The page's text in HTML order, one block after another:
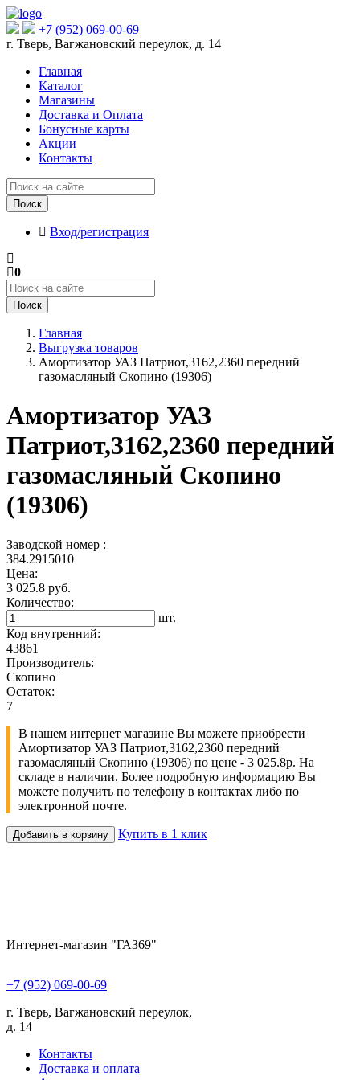
+7 (952) 069-00-69
г. Тверь, Вагжановский переулок, д. 14
Главная
Каталог
Магазины
Доставка и Оплата
Бонусные карты
Акции
Контакты
Поиск
Вход/регистрация
0
Поиск
Главная
Выгрузка товаров
Амортизатор УАЗ Патриот,3162,2360 передний
газомасляный Скопино (19306)
Амортизатор УАЗ
Патриот,3162,2360 передний
газомасляный Скопино
(19306)
Заводской номер :
384.2915010
Цена:
3 025.8 руб.
Количество:
шт.
Код внутренний:
43861
Производитель:
Скопино
Остаток:
7
В нашем интернет магазине Вы можете приобрести
Амортизатор УАЗ Патриот,3162,2360 передний
газомасляный Скопино (19306) по цене - 3 025.8р. На
складе в наличии. Более подробную информацию Вы
можете получить по телефону в контактах либо по
электронной почте.
Добавить в корзину Купить в 1 клик
Интернет-магазин "ГАЗ69"
+7 (952) 069-00-69
г. Тверь, Вагжановский переулок,
д. 14
Контакты
Доставка и оплата